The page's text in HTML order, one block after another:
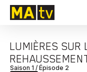
LUMIÈRES SUR
Saison 1 / Épisode 2